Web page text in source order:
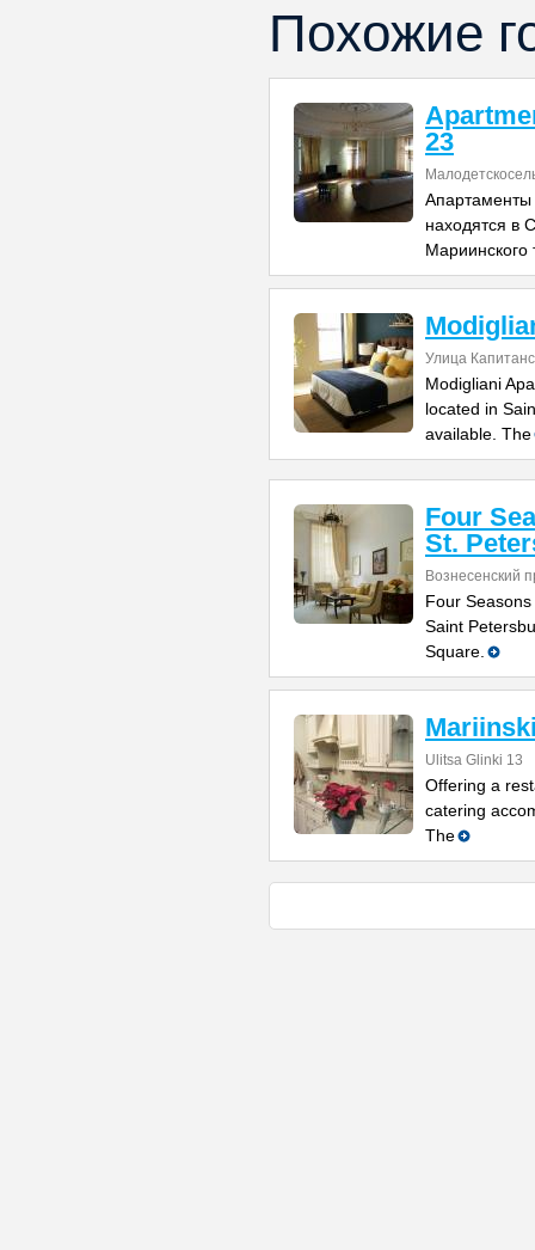
Похожие
23
находятся в
Мариинского
Улица
Modigliani
located in
available. The
Four
St.
Вознесенский
Four
Saint
Square.
Ulitsa Glinki 13
Offering a
catering
The